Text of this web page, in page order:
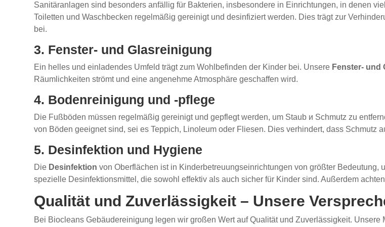
Sanitäranlagen sind besonders anfällig für Bakterien, insbesondere in Einrichtungen, in denen
Toiletten und Waschbecken regelmäßig gereinigt und desinfiziert werden. Dies trägt zur
bei.
3. Fenster- und Glasreinigung
Ein helles und einladendes Umfeld trägt zum Wohlbefinden der Kinder bei. Unsere Fenster- und
Räumlichkeiten strömt und eine angenehme Atmosphäre geschaffen wird.
4. Bodenreinigung und -pflege
Die Fußböden müssen regelmäßig gereinigt und gepflegt werden, um Staub и Schmutz zu
von Böden geeignet sind, sei es Teppich, Linoleum oder Fliesen. Dies verhindert, dass Schmutz
5. Desinfektion und Hygiene
Die Desinfektion von Oberflächen ist in Kinderbetreuungseinrichtungen von größter
spezielle Desinfektionsmittel, die sowohl effektiv als auch sicher für Kinder sind. Außerdem
Qualität und Zuverlässigkeit – Unsere
Bei Biocleans Gebäudereinigung legen wir großen Wert auf Qualität und Zuverlässigkeit.